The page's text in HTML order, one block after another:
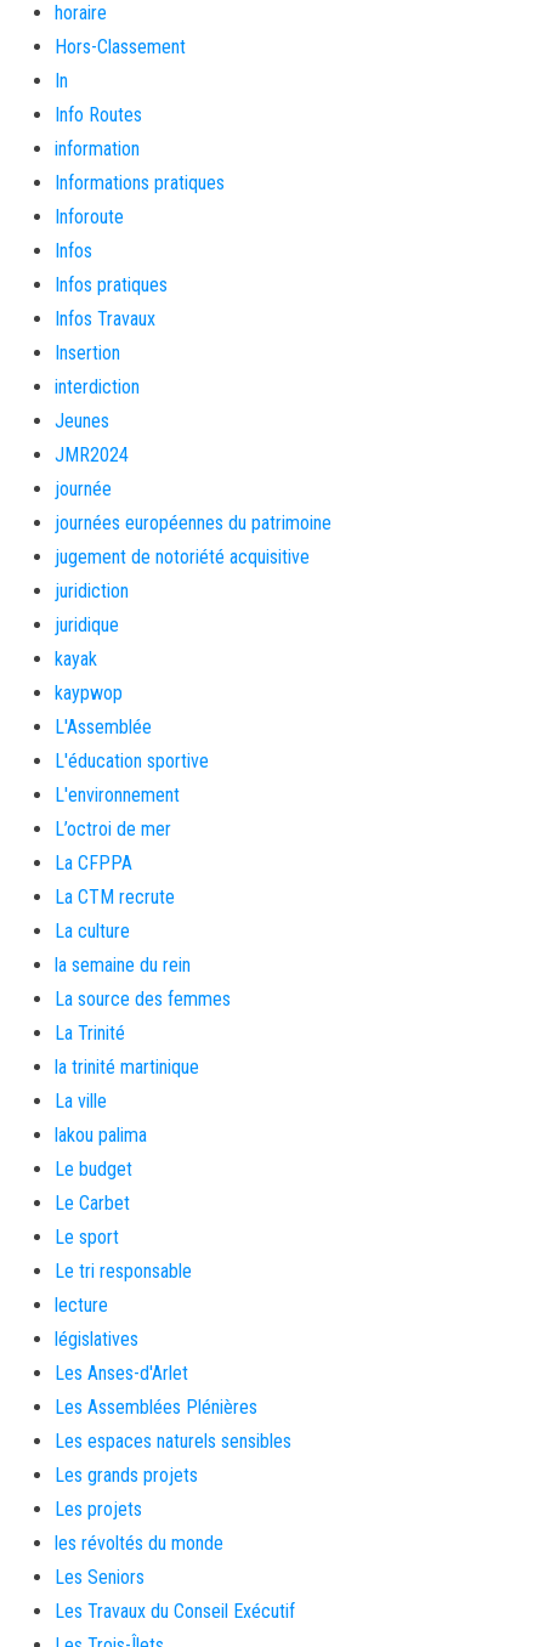
horaire
Hors-Classement
In
Info Routes
information
Informations pratiques
Inforoute
Infos
Infos pratiques
Infos Travaux
Insertion
interdiction
Jeunes
JMR2024
journée
journées européennes du patrimoine
jugement de notoriété acquisitive
juridiction
juridique
kayak
kaypwop
L'Assemblée
L'éducation sportive
L'environnement
L’octroi de mer
La CFPPA
La CTM recrute
La culture
la semaine du rein
La source des femmes
La Trinité
la trinité martinique
La ville
lakou palima
Le budget
Le Carbet
Le sport
Le tri responsable
lecture
législatives
Les Anses-d'Arlet
Les Assemblées Plénières
Les espaces naturels sensibles
Les grands projets
Les projets
les révoltés du monde
Les Seniors
Les Travaux du Conseil Exécutif